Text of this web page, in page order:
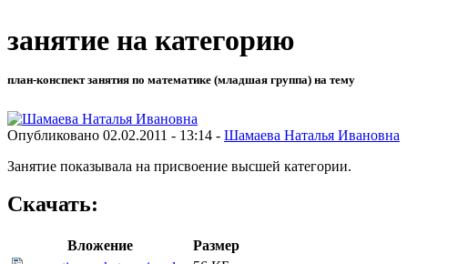
занятие на категорию
план-конспект занятия по математике (младшая группа) на тему
Опубликовано 02.02.2011 - 13:14 - Шамаева Наталья Ивановна
Занятие показывала на присвоение высшей категории.
Скачать:
Вложение
Размер